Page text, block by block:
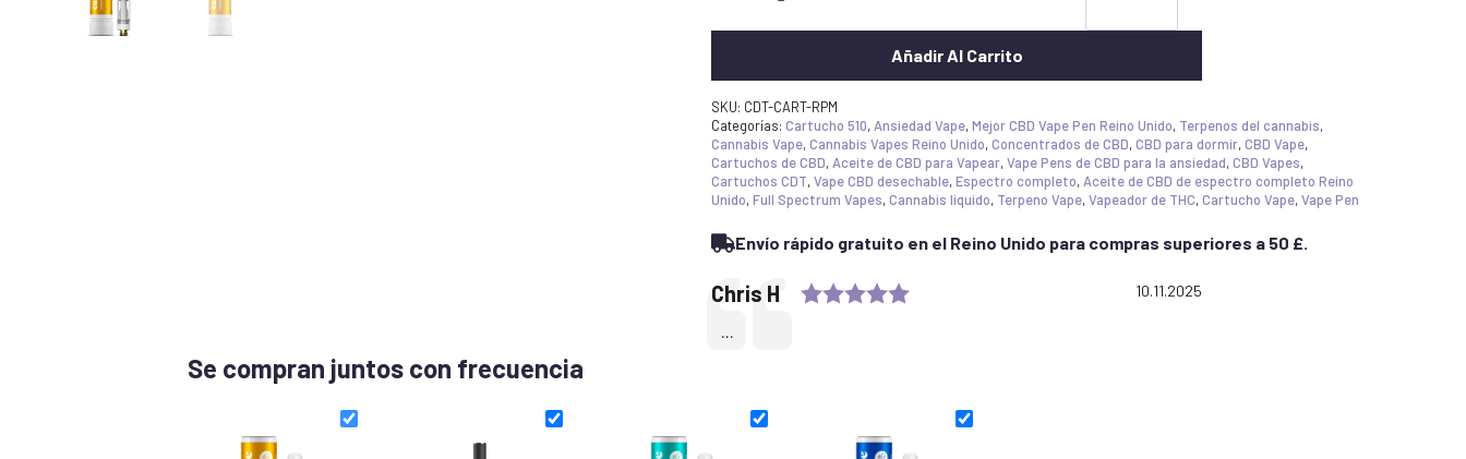
Añadir Al Carrito
SKU: CDT-CART-RPM
Categorías: Cartucho 510, Ansiedad Vape,Mejor CBD Vape Pen Reino Unido, Terpenos del cannabis,
Cannabis Vape,Cannabis Vapes Reino Unido,Concentrados de CBD,CBD para dormir,CBD Vape,
Cartuchos de CBD, Aceite de CBD para Vapear,Vape Pens de CBD para la ansiedad,CBD Vapes,
Cartuchos CDT,Vape CBD desechable,Espectro completo, Aceite de CBD de espectro completo Reino
Unido,Full Spectrum Vapes,Cannabis líquido, Terpeno Vape,Vapeador de THC,Cartucho Vape,Vape Pen
Envío rápido gratuito en el Reino Unido para compras superiores a 50 £.
Testimonial
Author:
Chris H Rating: 5.0 out of 5 starsDate:
10.11.2025
Text:
...
Se compran juntos con frecuencia